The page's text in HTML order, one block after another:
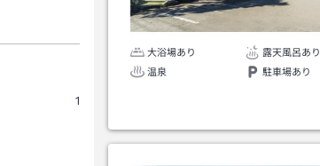
1
大浴場あり
露天風呂あり
温泉
駐車場あり